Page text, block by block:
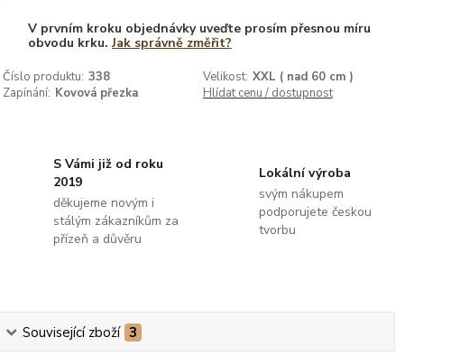
V prvním kroku objednávky uveďte prosím přesnou míru
obvodu krku.Jak správně změřit?
Číslo produktu: 338 Velikost: XXL ( nad 60 cm )
Zapínání: Kovová přezka Hlídat cenu / dostupnost
S Vámi již od roku
2019
děkujeme novým i
stálým zákazníkům za
přízeň a důvěru
Lokální výroba
svým nákupem
podporujete českou
tvorbu
Související zboží 3